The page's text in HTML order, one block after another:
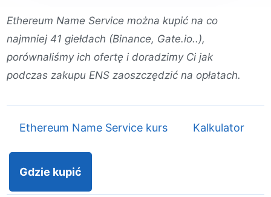
Ethereum Name Service można kupić na co
najmniej 41 giełdach (Binance, Gate.io..),
porównaliśmy ich ofertę i doradzimy Ci jak
podczas zakupu ENS zaoszczędzić na opłatach.
Ethereum Name Service kurs Kalkulator
Gdzie kupić